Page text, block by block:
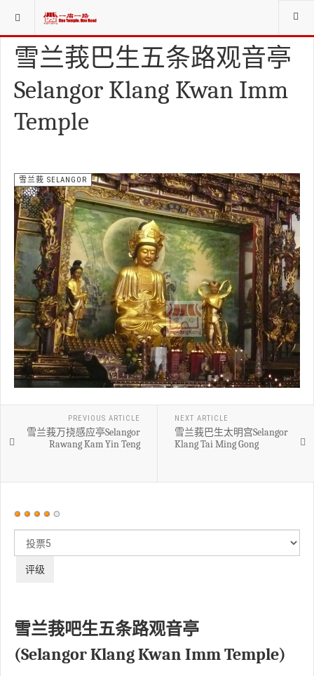
当前位置： 庙寺宫坛堂社CHINESE WORSHIP ORG. 雪兰莪 SELANGOR
雪兰莪巴生五条路观音亭
Selangor Klang Kwan Imm
Temple
雪兰莪 SELANGOR
PREVIOUS ARTICLE
雪兰莪万挠感应亭Selangor
Rawang Kam Yin Teng
NEXT ARTICLE
雪兰莪巴生太明宫Selangor
Klang Tai Ming Gong
用
价：4/
评
雪兰莪吧生五条路观音亭
(Selangor Klang Kwan Imm Temple)